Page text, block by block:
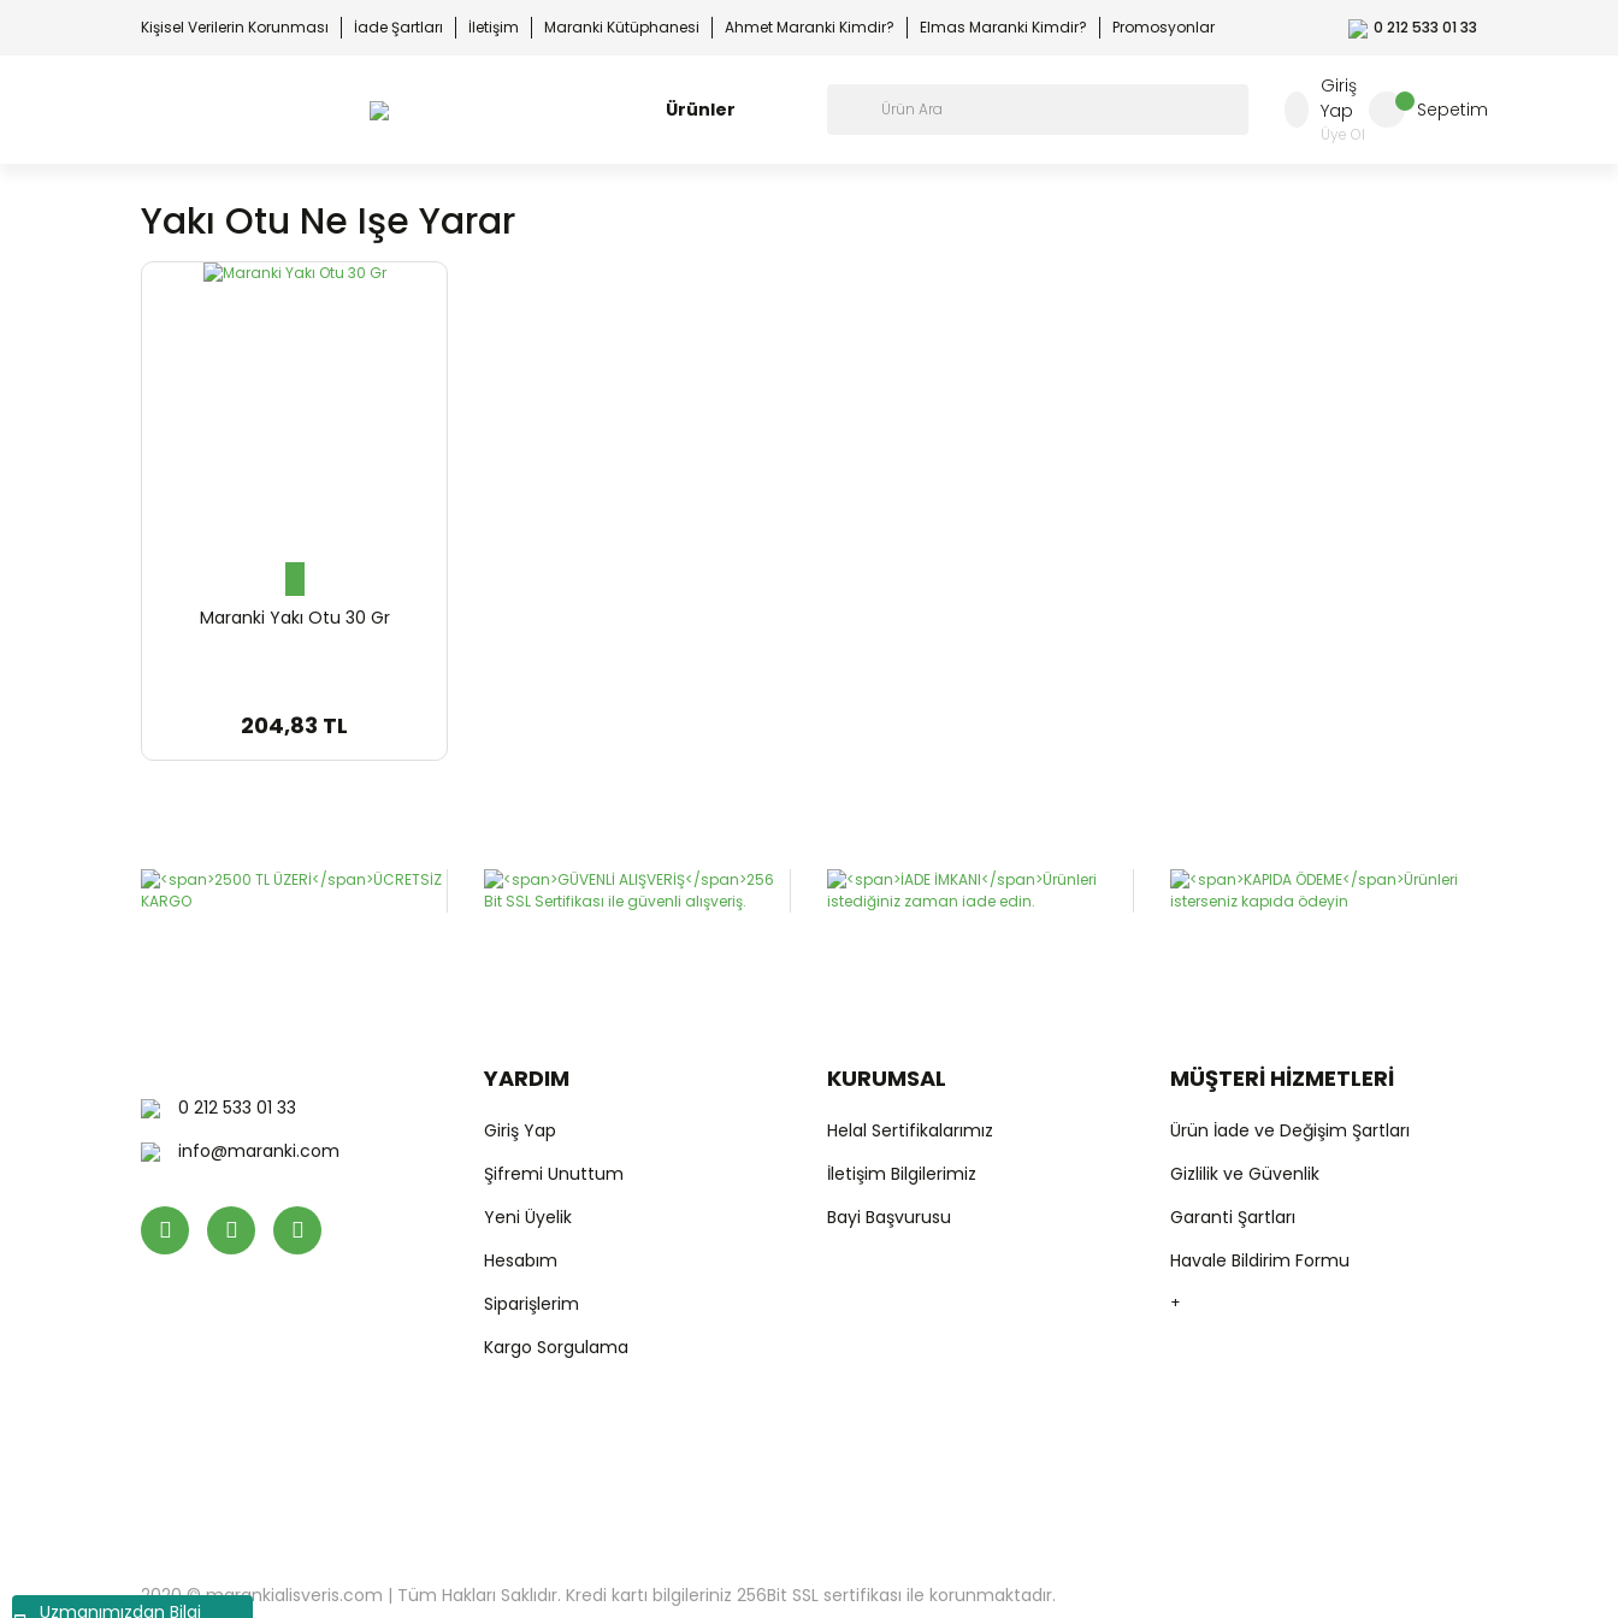
Uzmanımızdan Bilgi
Kişisel Verilerin Korunması İade Şartları İletişim Maranki Kütüphanesi Ahmet Maranki Kimdir? Elmas Maranki Kimdir? Promosyonlar 0 212 533 01 33
Ürünler
Giriş
Yap
Üye Ol
Sepetim
Yakı Otu Ne Işe Yarar
Maranki Yakı Otu 30 Gr
204,83 TL
0 212 533 01 33
info@maranki.com
YARDIM
Giriş Yap
Şifremi Unuttum
Yeni Üyelik
Hesabım
Siparişlerim
Kargo Sorgulama
KURUMSAL
Helal Sertifikalarımız
İletişim Bilgilerimiz
Bayi Başvurusu
MÜŞTERİ HİZMETLERİ
Ürün İade ve Değişim Şartları
Gizlilik ve Güvenlik
Garanti Şartları
Havale Bildirim Formu
+
2020 © marankialisveris.com | Tüm Hakları Saklıdır. Kredi kartı bilgileriniz 256Bit SSL sertifikası ile korunmaktadır.